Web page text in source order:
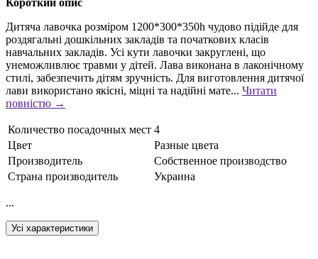
Короткий опис
Дитяча лавочка розміром 1200*300*350h чудово підійде для
роздягальні дошкільних закладів та початкових класів
навчальних закладів. Усі кути лавочки закруглені, що
унеможливлює травми у дітей. Лава виконана в лаконічному
стилі, забезпечить дітям зручність. Для виготовлення дитячої
лави використано якісні, міцні та надійні мате... Читати
повністю →
Количество посадочных мест 4
Цвет
Разные цвета
Производитель
Собственное производство
Страна производитель
Украина
...
Усі характеристики